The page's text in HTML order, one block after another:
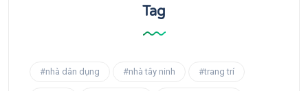
Tag
#nhà dân dụng #nhà tây ninh #trang trí